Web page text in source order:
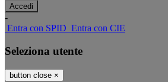
-
Entra con SPID Entra con CIE
Seleziona utente
button close ×